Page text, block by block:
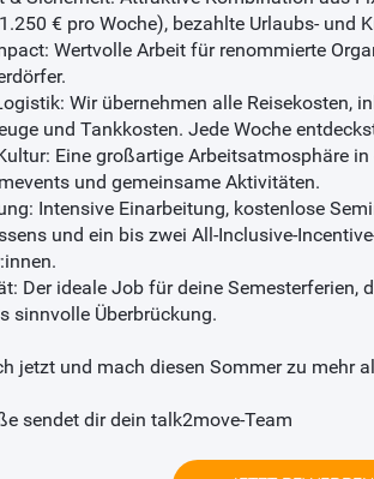
€ pro Woche), bezahlte Urlaubs- und
Wertvolle Arbeit für renommierte
Wir übernehmen alle Reisekosten,
und Tankkosten. Jede Woche
Eine großartige Arbeitsatmosphäre
und gemeinsame Aktivitäten.
Intensive Einarbeitung, kostenlose
und ein bis zwei All-Inclusive-
Der ideale Job für deine Semesterferien,
sinnvolle Überbrückung.
jetzt und mach diesen Sommer zu mehr
sendet dir dein talk2move-Team